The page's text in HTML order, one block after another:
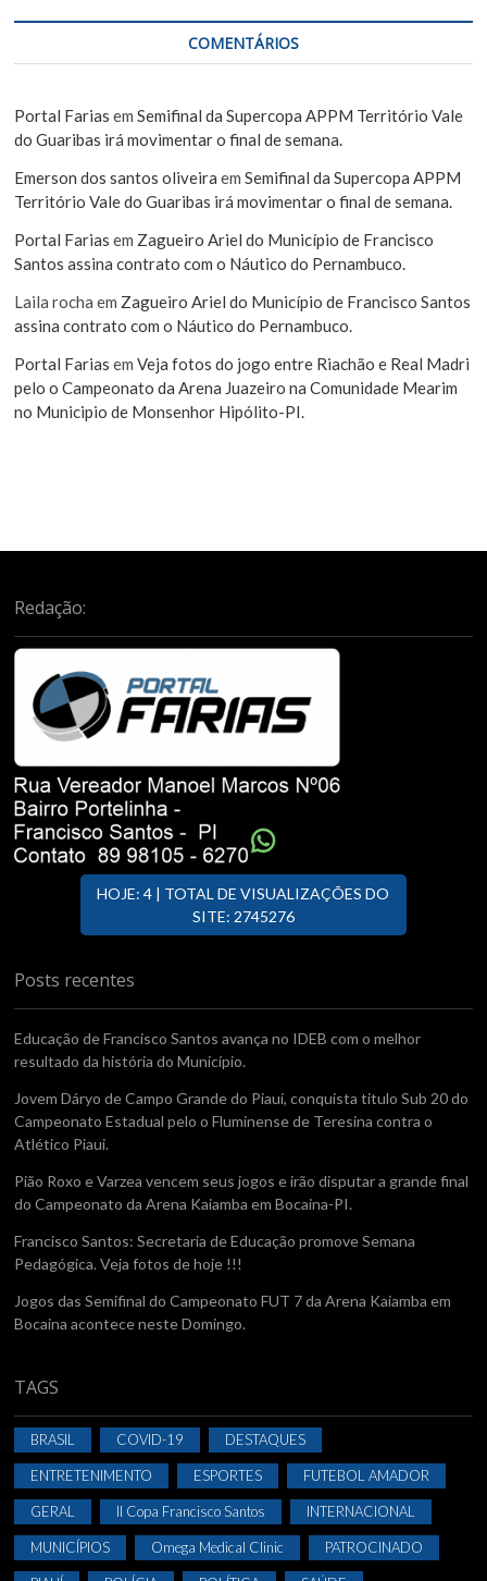
COMENTÁRIOS
Portal Farias emSemifinal da Supercopa APPM Território Vale
do Guaribas irá movimentar o final de semana.
Emerson dos santos oliveira emSemifinal da Supercopa APPM
Território Vale do Guaribas irá movimentar o final de semana.
Portal Farias em Zagueiro Ariel do Município de Francisco
Santos assina contrato com o Náutico do Pernambuco.
Laila rocha em Zagueiro Ariel do Município de Francisco Santos
assina contrato com o Náutico do Pernambuco.
Portal Farias emVeja fotos do jogo entre Riachão e Real Madri
pelo o Campeonato da Arena Juazeiro na Comunidade Mearim
no Municipio de Monsenhor Hipólito-PI.
Redação:
HOJE: 4 | TOTAL DE VISUALIZAÇÕES DO
SITE: 2745276
Posts recentes
Educação de Francisco Santos avança no IDEB com o melhor
resultado da história do Município.
Jovem Dáryo de Campo Grande do Piauí, conquista titulo Sub 20 do
Campeonato Estadual pelo o Fluminense de Teresina contra o
Atlético Piaui.
Pião Roxo e Varzea vencem seus jogos e irão disputar a grande final
do Campeonato da Arena Kaiamba em Bocaina-PI.
Francisco Santos: Secretaria de Educação promove Semana
Pedagógica. Veja fotos de hoje !!!
Jogos das Semifinal do Campeonato FUT 7 da Arena Kaiamba em
Bocaina acontece neste Domingo.
TAGS
BRASIL COVID-19 DESTAQUES
ENTRETENIMENTO ESPORTES FUTEBOL AMADOR
GERAL II Copa Francisco Santos INTERNACIONAL
MUNICÍPIOS Omega Medical Clinic PATROCINADO